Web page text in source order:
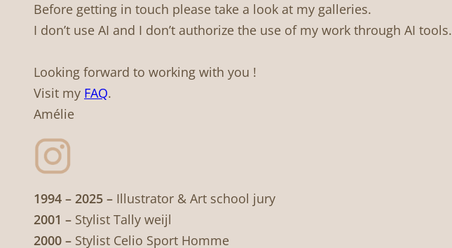
Before getting in touch please take a look at my galleries.
I don’t use AI and I don’t authorize the use of my work through AI tools.
Looking forward to working with you !
Visit my FAQ.
Amélie
1994 – 2025 – Illustrator & Art school jury
2001 – Stylist Tally weijl
2000 – Stylist Celio Sport Homme